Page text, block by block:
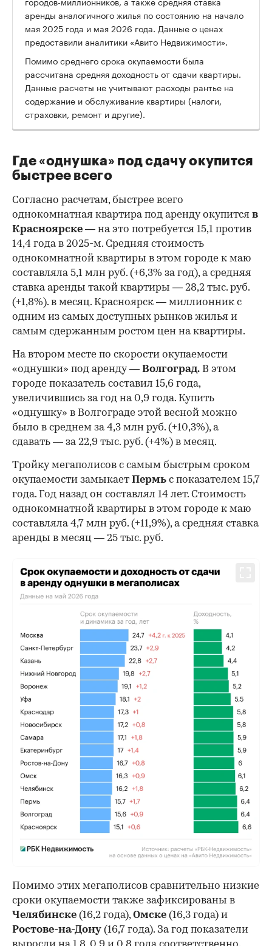
аренды аналогичного жилья по состоянию на начало
мая 2025 года и мая 2026 года. Данные о ценах
предоставили аналитики «Авито Недвижимости».
Помимо среднего срока окупаемости была
рассчитана средняя доходность от сдачи квартиры.
Данные расчеты не учитывают расходы рантье на
содержание и обслуживание квартиры (налоги,
страховки, ремонт и другие).
00:00 / 00:00
Где «однушка» под сдачу окупится
быстрее всего
Согласно расчетам, быстрее всего
однокомнатная квартира под аренду окупится в
Красноярске — на это потребуется 15,1 против
14,4 года в 2025-м. Средняя стоимость
однокомнатной квартиры в этом городе к маю
составляла 5,1 млн руб. (+6,3% за год), а средняя
ставка аренды такой квартиры — 28,2 тыс. руб.
(+1,8%). в месяц. Красноярск — миллионник с
одним из самых доступных рынков жилья и
самым сдержанным ростом цен на квартиры.
На втором месте по скорости окупаемости
«однушки» под аренду — Волгоград. В этом
городе показатель составил 15,6 года,
увеличившись за год на 0,9 года. Купить
«однушку» в Волгограде этой весной можно
было в среднем за 4,3 млн руб. (+10,3%), а
сдавать — за 22,9 тыс. руб. (+4%) в месяц.
Тройку мегаполисов с самым быстрым сроком
окупаемости замыкает Пермь с показателем 15,7
года. Год назад он составлял 14 лет. Стоимость
однокомнатной квартиры в этом городе к маю
составляла 4,7 млн руб. (+11,9%), а средняя ставка
аренды в месяц — 25 тыс. руб.
Помимо этих мегаполисов сравнительно низкие
сроки окупаемости также зафиксированы в
Челябинске (16,2 года),Омске (16,3 года) и
Ростове-на-Дону (16,7 года). За год показатели